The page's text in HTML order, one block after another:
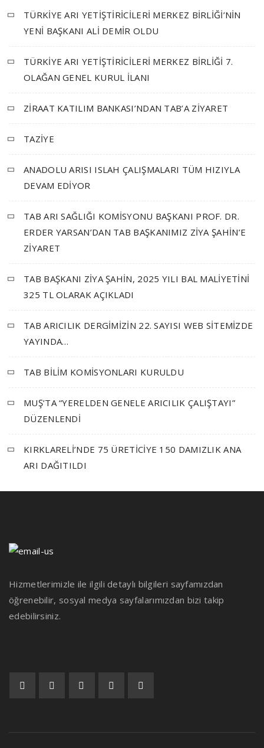
TÜRKİYE ARI YETİŞTİRİCİLERİ MERKEZ BİRLİĞİ’NİN
YENİ BAŞKANI ALİ DEMİR OLDU
TÜRKİYE ARI YETİŞTİRİCİLERİ MERKEZ BİRLİĞİ 7.
OLAĞAN GENEL KURUL İLANI
ZİRAAT KATILIM BANKASI’NDAN TAB’A ZİYARET
TAZİYE
ANADOLU ARISI ISLAH ÇALIŞMALARI TÜM HIZIYLA
DEVAM EDİYOR
TAB ARI SAĞLIĞI KOMİSYONU BAŞKANI PROF. DR.
ERDER YARSAN’DAN TAB BAŞKANIMIZ ZİYA ŞAHİN’E
ZİYARET
TAB BAŞKANI ZİYA ŞAHİN, 2025 YILI BAL MALİYETİNİ
325 TL OLARAK AÇIKLADI
TAB ARICILIK DERGİMİZİN 22. SAYISI WEB SİTEMİZDE
YAYINDA…
TAB BİLİM KOMİSYONLARI KURULDU
MUŞ’TA “YERELDEN GENELE ARICILIK ÇALIŞTAYI”
DÜZENLENDİ
KIRKLARELİ’NDE 75 ÜRETİCİYE 150 DAMIZLIK ANA
ARI DAĞITILDI
Hizmetlerimizle ile ilgili detaylı bilgileri sayfamızdan
öğrenebilir, sosyal medya sayfalarımızdan bizi takip
edebilirsiniz.